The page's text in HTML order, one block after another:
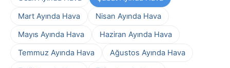
Mart Ayında Hava
Nisan Ayında Hava
Mayıs Ayında Hava
Haziran Ayında Hava
Temmuz Ayında Hava
Ağustos Ayında Hava